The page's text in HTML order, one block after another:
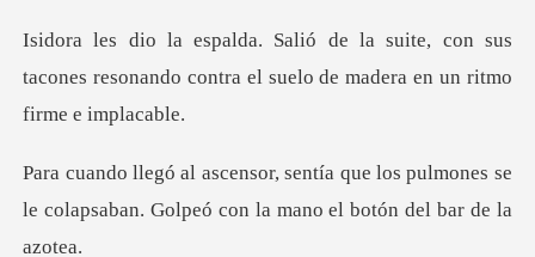
te, con sus
tacones resonando contra el sue
e los pulmones se
le colapsaban. Golpeó